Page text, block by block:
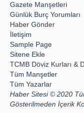
Gazete Manşetleri
Günlük Burç Yorumları
Haber Gönder
İletişim
Sample Page
Sitene Ekle
TCMB Döviz Kurları &
Tüm Manşetler
Tüm Yazarlar
Haber Sitesi © 2020
Gösterilmeden İçerik